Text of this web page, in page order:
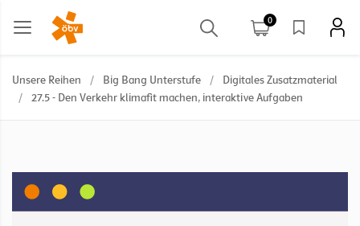
0
Unsere Reihen / Big Bang Unterstufe /
Digitales Zusatzmaterial
/
27.5 - Den Verkehr klimafit machen, interaktive Aufgaben